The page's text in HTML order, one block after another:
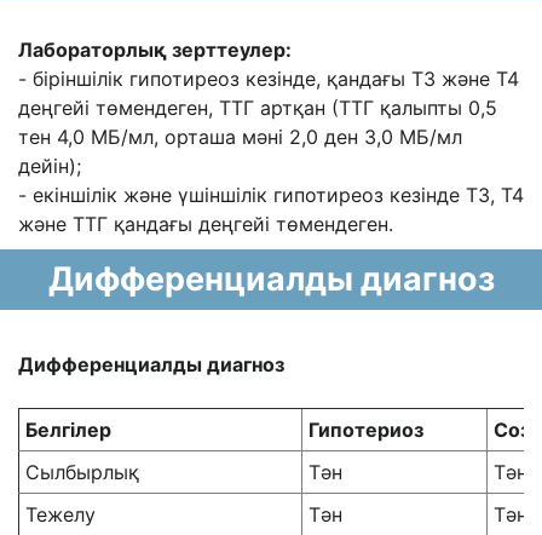
Лабораторлық зерттеулер:
- біріншілік гипотиреоз кезінде, қандағы Т3 жəне Т4
деңгейі төмендеген, ТТГ артқан (ТТГ қалыпты 0,5
тен 4,0 МБ/мл, орташа мəні 2,0 ден 3,0 МБ/мл
дейін);
- екіншілік жəне үшіншілік гипотиреоз кезінде Т3, Т4
жəне ТТГ қандағы деңгейі төмендеген.
Дифференциалды диагноз
Дифференциалды диагноз
Белгілер Гипотериоз
Сылбырлық
Тəн
Тəн
Тежелу
Тəн